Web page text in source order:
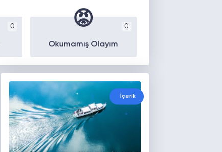
0 0
😡
Okumamış Olayım
İçerik